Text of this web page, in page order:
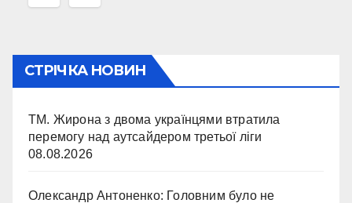
СТРІЧКА НОВИН
ТМ. Жирона з двома українцями втратила
перемогу над аутсайдером третьої ліги
08.08.2026
Олександр Антоненко: Головним було не